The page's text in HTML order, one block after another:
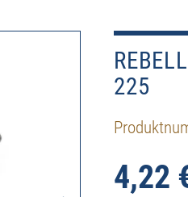
225
4,22